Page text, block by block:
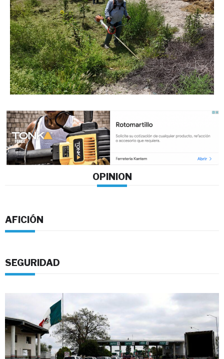
OPINION
AFICIÓN
SEGURIDAD